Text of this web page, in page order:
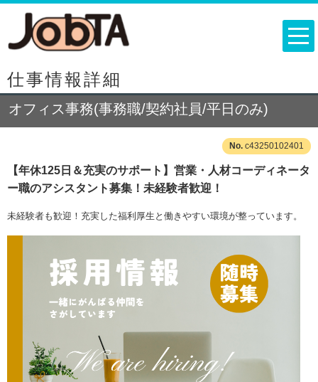
仕事情報詳細
オフィス事務(事務職/契約社員/平日のみ)
c43250102401
【年休125日＆充実のサポート】営業・人材コーディネータ
ー職のアシスタント募集！未経験者歓迎！
未経験者も歓迎！充実した福利厚生と働きやすい環境が整っています。